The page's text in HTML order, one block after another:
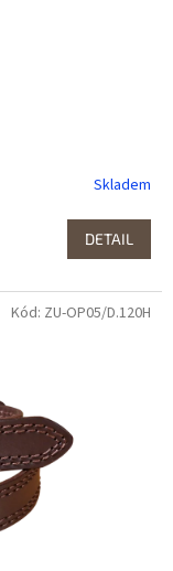
Skladem
DETAIL
Kód: ZU-OP05/D.120H